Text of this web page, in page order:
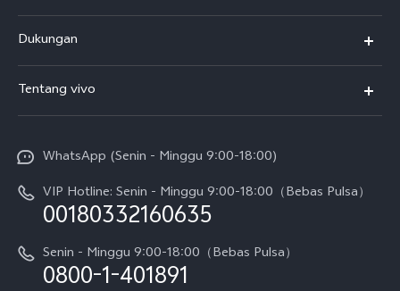
T5
T5 Pro
V70
V70 FE
Y05
X300 Pro
Dukungan
Service Center
Funtouch OS
Pembaruan Sistem
Harga Spare Part
Otentikasi IMEI
Tentang vivo
Sejarah
Berita
Pemberitahuan Hukum
WhatsApp (Senin - Minggu 9:00-18:00)
VIP Hotline: Senin - Minggu 9:00-18:00（Bebas Pulsa）
00180332160635
Senin - Minggu 9:00-18:00（Bebas Pulsa）
0800-1-401891